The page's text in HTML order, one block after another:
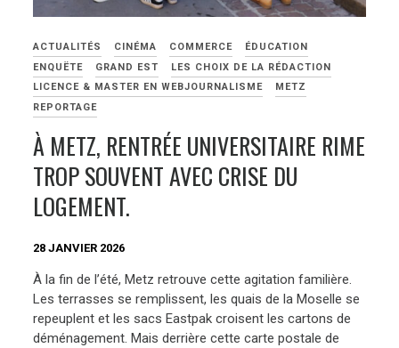
ACTUALITÉS CINÉMA COMMERCE
ÉDUCATION
ENQUËTE
GRAND EST
LES CHOIX DE LA RÉDACTION
LICENCE & MASTER EN WEBJOURNALISME
METZ
REPORTAGE
À METZ, RENTRÉE UNIVERSITAIRE RIME
TROP SOUVENT AVEC CRISE DU
LOGEMENT.
28 JANVIER 2026
À la fin de l’été, Metz retrouve cette agitation familière.
Les terrasses se remplissent, les quais de la Moselle se
repeuplent et les sacs Eastpak croisent les cartons de
déménagement. Mais derrière cette carte postale de